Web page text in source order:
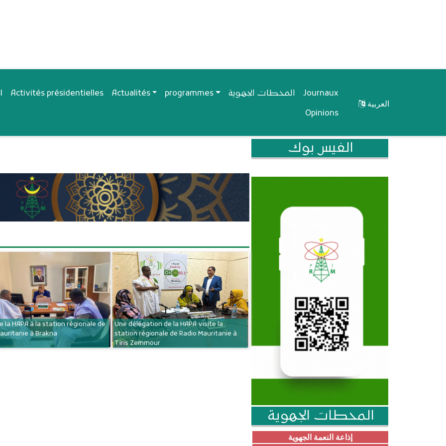
principale
Activités présidentielles Actualités programmes المحطات الجهوية
Journaux
Opinions
العربية
Une délégation de la HAPA visite la
station régionale de Radio Mauritanie à
Tiris Zemmour
la HAPA à la station régionale de
à Brakna
الفيس بوك
المحطات الجهوية
إذاعة النعمة الجهوية